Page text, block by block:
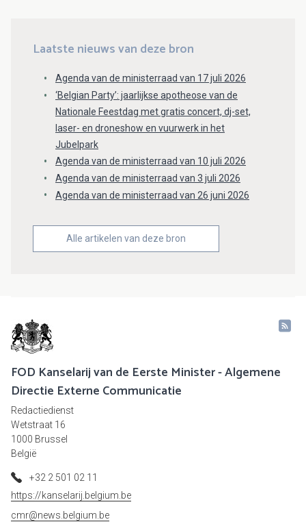
Laatste nieuws van deze bron
Agenda van de ministerraad van 17 juli 2026
‘Belgian Party’: jaarlijkse apotheose van de
Nationale Feestdag met gratis concert, dj-set,
laser- en droneshow en vuurwerk in het
Jubelpark
Agenda van de ministerraad van 10 juli 2026
Agenda van de ministerraad van 3 juli 2026
Agenda van de ministerraad van 26 juni 2026
Alle artikelen van deze bron
FOD Kanselarij van de Eerste Minister - Algemene
Directie Externe Communicatie
Redactiedienst
Wetstraat 16
1000 Brussel
België
+32 2 501 02 11
https://kanselarij.belgium.be
cmr@news.belgium.be